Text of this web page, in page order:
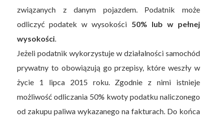
związanych z danym pojazdem. Podatnik może
odliczyć podatek w wysokości 50% lub w pełnej
wysokości
Jeżeli podatnik wykorzystuje w działalności samochód
prywatny to obowiązują go przepisy, które weszły w
życie 1 lipca 2015 roku. Zgodnie z nimi istnieje
możliwość odliczania 50% kwoty podatku naliczonego
od zakupu paliwa wykazanego na fakturach. Do końca